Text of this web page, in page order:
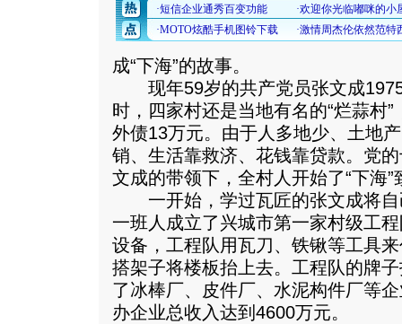
成“下海”的故事。
现年59岁的共产党员张文成
时，四家村还是当地有名的“烂蒜村
外债13万元。由于人多地少、土地
销、生活靠救济、花钱靠贷款。党
文成的带领下，全村人开始了“下海”
一开始，学过瓦匠的张文成将自
一班人成立了兴城市第一家村级工
设备，工程队用瓦刀、铁锹等工具
搭架子将楼板抬上去。工程队的牌
了冰棒厂、皮件厂、水泥构件厂等
办企业总收入达到4600万元。